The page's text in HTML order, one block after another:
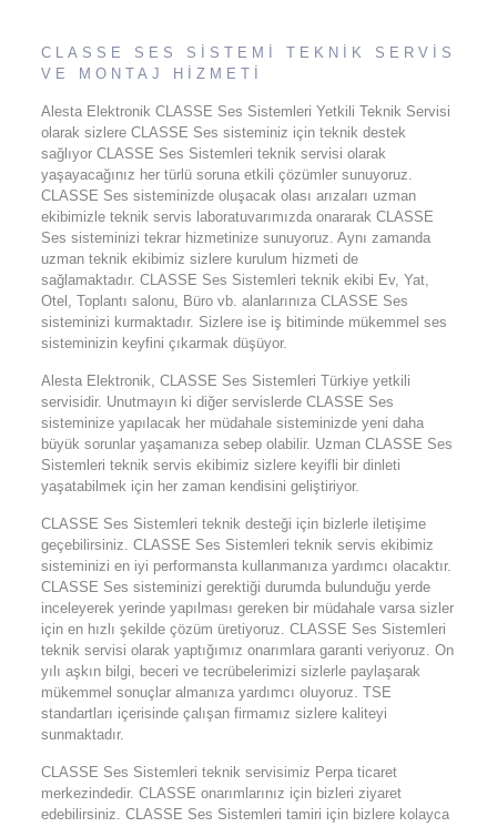
CLASSE SES SİSTEMİ TEKNİK SERVİS
VE MONTAJ HİZMETİ
Alesta Elektronik CLASSE Ses Sistemleri Yetkili Teknik Servisi
olarak sizlere CLASSE Ses sisteminiz için teknik destek
sağlıyor CLASSE Ses Sistemleri teknik servisi olarak
yaşayacağınız her türlü soruna etkili çözümler sunuyoruz.
CLASSE Ses sisteminizde oluşacak olası arızaları uzman
ekibimizle teknik servis laboratuvarımızda onararak CLASSE
Ses sisteminizi tekrar hizmetinize sunuyoruz. Aynı zamanda
uzman teknik ekibimiz sizlere kurulum hizmeti de
sağlamaktadır. CLASSE Ses Sistemleri teknik ekibi Ev, Yat,
Otel, Toplantı salonu, Büro vb. alanlarınıza CLASSE Ses
sisteminizi kurmaktadır. Sizlere ise iş bitiminde mükemmel ses
sisteminizin keyfini çıkarmak düşüyor.
Alesta Elektronik, CLASSE Ses Sistemleri Türkiye yetkili
servisidir. Unutmayın ki diğer servislerde CLASSE Ses
sisteminize yapılacak her müdahale sisteminizde yeni daha
büyük sorunlar yaşamanıza sebep olabilir. Uzman CLASSE Ses
Sistemleri teknik servis ekibimiz sizlere keyifli bir dinleti
yaşatabilmek için her zaman kendisini geliştiriyor.
CLASSE Ses Sistemleri teknik desteği için bizlerle iletişime
geçebilirsiniz. CLASSE Ses Sistemleri teknik servis ekibimiz
sisteminizi en iyi performansta kullanmanıza yardımcı olacaktır.
CLASSE Ses sisteminizi gerektiği durumda bulunduğu yerde
inceleyerek yerinde yapılması gereken bir müdahale varsa sizler
için en hızlı şekilde çözüm üretiyoruz. CLASSE Ses Sistemleri
teknik servisi olarak yaptığımız onarımlara garanti veriyoruz. On
yılı aşkın bilgi, beceri ve tecrübelerimizi sizlerle paylaşarak
mükemmel sonuçlar almanıza yardımcı oluyoruz. TSE
standartları içerisinde çalışan firmamız sizlere kaliteyi
sunmaktadır.
CLASSE Ses Sistemleri teknik servisimiz Perpa ticaret
merkezindedir. CLASSE onarımlarınız için bizleri ziyaret
edebilirsiniz. CLASSE Ses Sistemleri tamiri için bizlere kolayca